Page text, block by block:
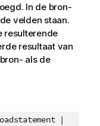
In de bron-
velden staan.
resulterende
resultaat van
als de
|